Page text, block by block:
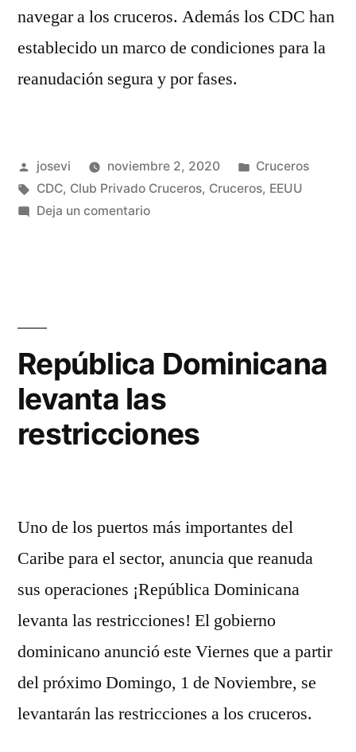
navegar a los cruceros. Además los CDC han
establecido un marco de condiciones para la
reanudación segura y por fases.
Publicado
por
josevi noviembre 2, 2020
Publicado
en
Cruceros
Etiquetas:
CDC, Club Privado Cruceros, Cruceros, EEUU
Deja un comentarioen
a
cruceros
República Dominicana
levanta las
restricciones
Uno de los puertos más importantes del
Caribe para el sector, anuncia que reanuda
sus operaciones ¡República Dominicana
levanta las restricciones! El gobierno
dominicano anunció este Viernes que a partir
del próximo Domingo, 1 de Noviembre, se
levantarán las restricciones a los cruceros.